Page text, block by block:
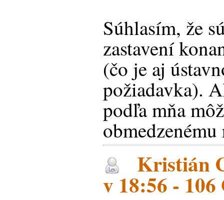
Súhlasím, že
zastavení
(čo je aj
požiadavka).
podľa mňa
Kristián
v 18:56 - 106